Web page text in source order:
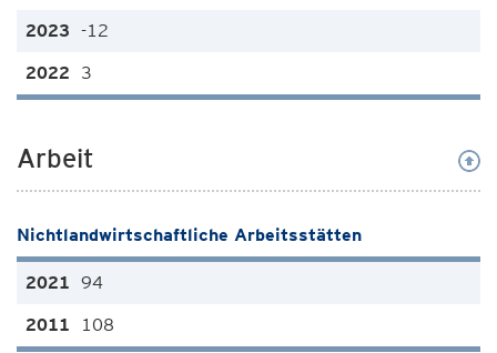
-12
3
Arbeit
Nichtlandwirtschaftliche Arbeitsstätten
94
108